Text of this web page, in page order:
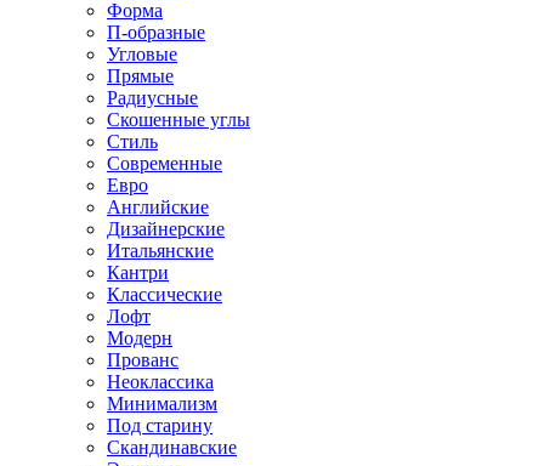
Форма
П-образные
Угловые
Прямые
Радиусные
Скошенные углы
Стиль
Современные
Евро
Английские
Дизайнерские
Итальянские
Кантри
Классические
Лофт
Модерн
Прованс
Неоклассика
Минимализм
Под старину
Скандинавские